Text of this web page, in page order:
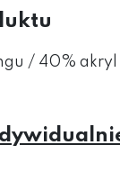
/ 40% akryl